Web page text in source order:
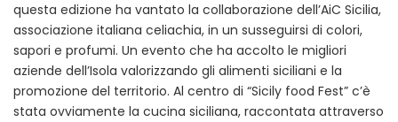
questa edizione ha vantato la collaborazione dell’AiC Sicilia,
associazione italiana celiachia, in un susseguirsi di colori,
sapori e profumi. Un evento che ha accolto le migliori
aziende dell’Isola valorizzando gli alimenti siciliani e la
promozione del territorio. Al centro di “Sicily food Fest” c’è
stata ovviamente la cucina siciliana, raccontata attraverso